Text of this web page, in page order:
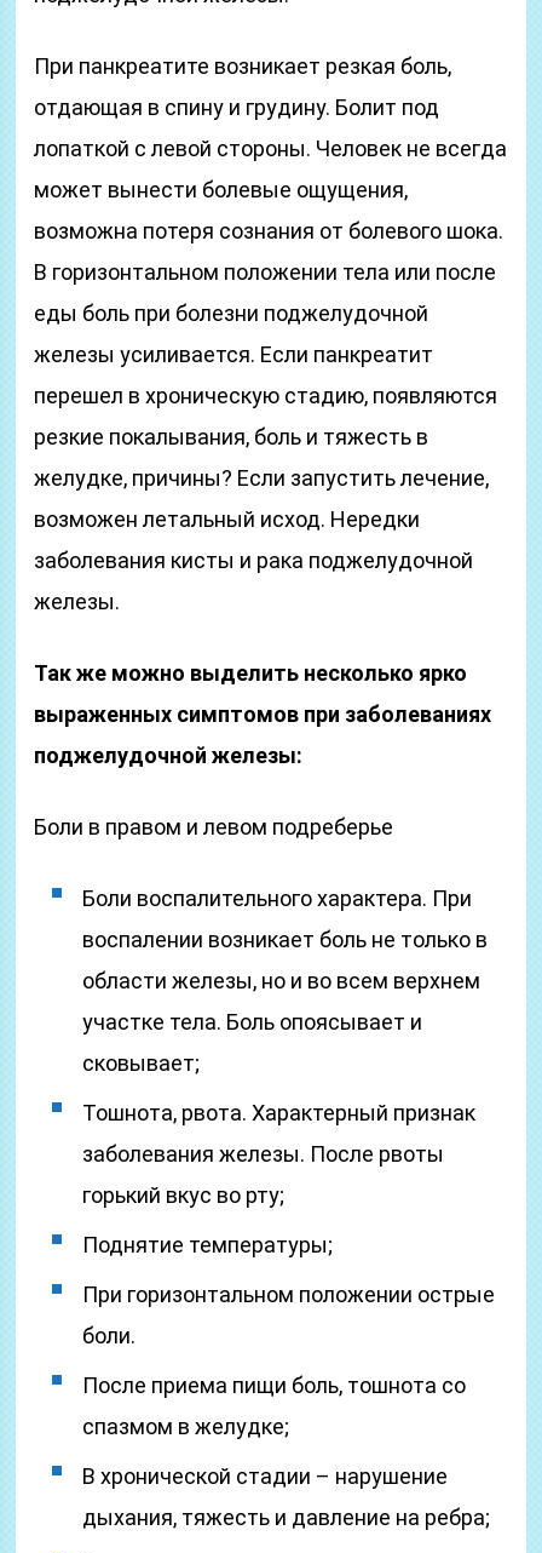
При панкреатите возникает резкая боль,
отдающая в спину и грудину. Болит под
лопаткой с левой стороны. Человек не всегда
может вынести болевые ощущения,
возможна потеря сознания от болевого шока.
В горизонтальном положении тела или после
еды боль при болезни поджелудочной
железы усиливается. Если панкреатит
перешел в хроническую стадию, появляются
резкие покалывания, боль и тяжесть в
желудке, причины? Если запустить лечение,
возможен летальный исход. Нередки
заболевания кисты и рака поджелудочной
железы.
Так же можно выделить несколько ярко
выраженных симптомов при заболеваниях
поджелудочной железы:
Боли в правом и левом подреберье
Боли воспалительного характера. При
воспалении возникает боль не только в
области железы, но и во всем верхнем
участке тела. Боль опоясывает и
сковывает;
Тошнота, рвота. Характерный признак
заболевания железы. После рвоты
горький вкус во рту;
Поднятие температуры;
При горизонтальном положении острые
боли.
После приема пищи боль, тошнота со
спазмом в желудке;
В хронической стадии – нарушение
дыхания, тяжесть и давление на ребра;